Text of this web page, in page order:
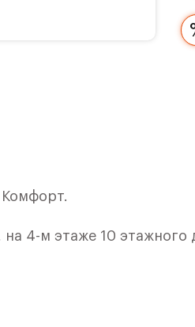
4-м этаже 10 этажного